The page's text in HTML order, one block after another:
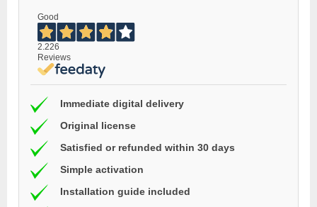
Good
2.226
Reviews
Immediate digital delivery
Original license
Satisfied or refunded within 30 days
Simple activation
Installation guide included